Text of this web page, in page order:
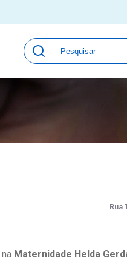
Unidades
Qualidade
Pesquisa
Pronto
Rua
Maternidade Helda